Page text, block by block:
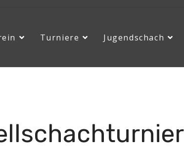
Turniere Jugendschach